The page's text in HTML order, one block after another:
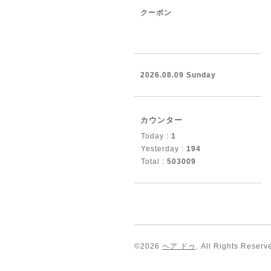
クーポン
2026.08.09 Sunday
カウンター
Today : 1
Yesterday : 194
Total : 503009
©2026 ヘア ドゥ . All Rights